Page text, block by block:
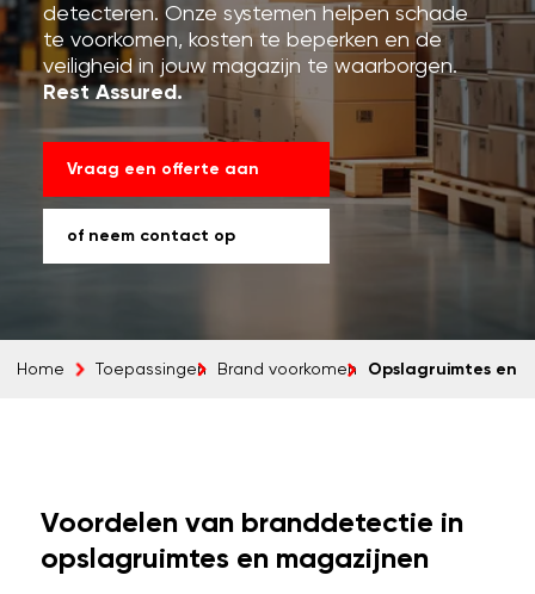
detecteren. Onze systemen helpen schade
te voorkomen, kosten te beperken en de
veiligheid in jouw magazijn te waarborgen.
Rest Assured.
Vraag een offerte aan
of neem contact op
Home Toepassingen Brand voorkomen Opslagruimtes en
Voordelen van branddetectie in
opslagruimtes en magazijnen